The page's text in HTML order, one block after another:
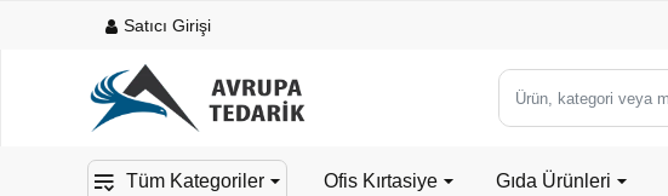
Satıcı Girişi
Ürün,
kategori
marka
Tüm Kategoriler Ofis Kırtasiye Gıda Ürünleri